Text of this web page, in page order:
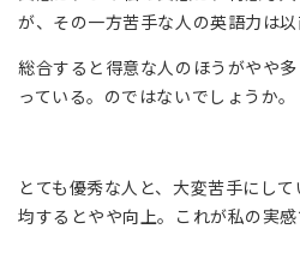
が、その一方苦手な人の英語力は以
総合すると得意な人のほうがやや
っている。のではないでしょうか。
とても優秀な人と、大変苦手にし
均するとやや向上。これが私の実感